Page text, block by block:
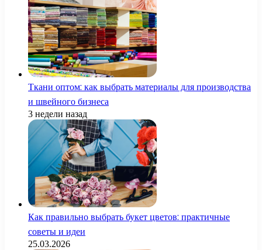
Ткани оптом: как выбрать материалы для производства
и швейного бизнеса
3 недели назад
Как правильно выбрать букет цветов: практичные
советы и идеи
25.03.2026